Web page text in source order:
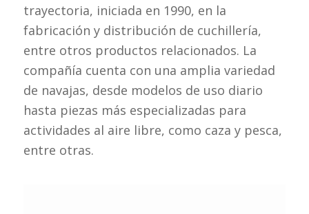
trayectoria, iniciada en 1990, en la
fabricación y distribución de cuchillería,
entre otros productos relacionados. La
compañía cuenta con una amplia variedad
de navajas, desde modelos de uso diario
hasta piezas más especializadas para
actividades al aire libre, como caza y pesca,
entre otras.